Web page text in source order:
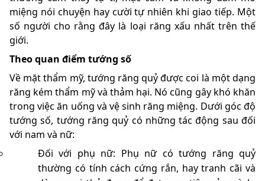
miệng nói chuyện hay cười tự nhiên khi giao tiếp. Một
số người cho rằng đây là loại răng xấu nhất trên thế
giới.
Theo quan điểm tướng số
Về mặt thẩm mỹ, tướng răng quỷ được coi là một dạng
răng kém thẩm mỹ và thảm hại. Nó cũng gây khó khăn
trong việc ăn uống và vệ sinh răng miệng. Dưới góc độ
tướng số, tướng răng quỷ có những tác động sau đối
với nam và nữ:
Đối với phụ nữ: Phụ nữ có tướng răng quỷ
thường có tính cách cứng rắn, hay tranh cãi và